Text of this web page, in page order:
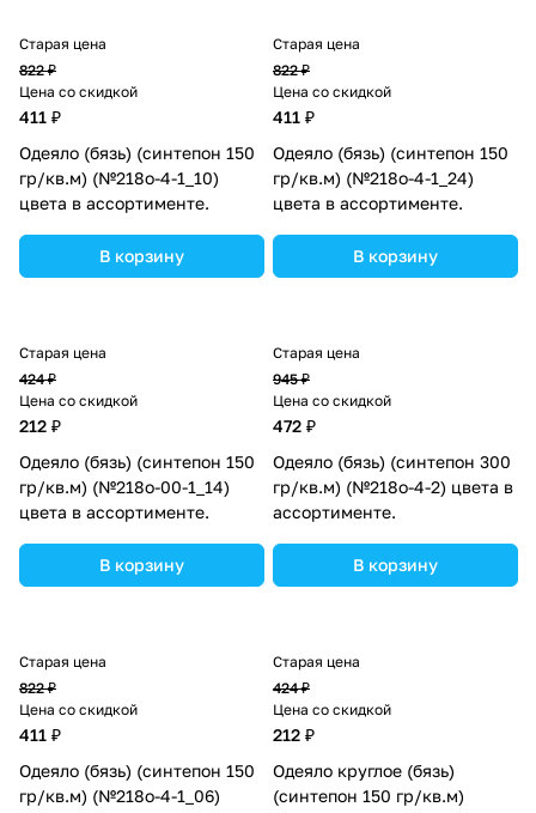
Старая цена
822 ₽
Цена со скидкой
411 ₽
Одеяло (бязь) (синтепон 150
гр/кв.м) (№218о-4-1_10)
цвета в ассортименте.
В корзину
Старая цена
822 ₽
Цена со скидкой
411 ₽
Одеяло (бязь) (синтепон 150
гр/кв.м) (№218о-4-1_24)
цвета в ассортименте.
В корзину
Старая цена
424 ₽
Цена со скидкой
212 ₽
Одеяло (бязь) (синтепон 150
гр/кв.м) (№218о-00-1_14)
цвета в ассортименте.
В корзину
Старая цена
945 ₽
Цена со скидкой
472 ₽
Одеяло (бязь) (синтепон 300
гр/кв.м) (№218о-4-2) цвета в
ассортименте.
В корзину
Старая цена
822 ₽
Цена со скидкой
411 ₽
Одеяло (бязь) (синтепон 150
гр/кв.м) (№218о-4-1_06)
Старая цена
424 ₽
Цена со скидкой
212 ₽
Одеяло круглое (бязь)
(синтепон 150 гр/кв.м)